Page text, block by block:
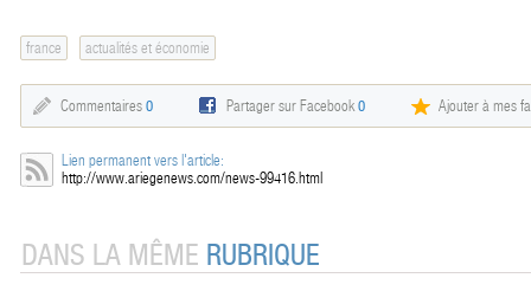
france actualités et économie
Commentaires 0 Partager sur Facebook0 Ajouter à mes
Lien permanent vers l'article:
http://www.ariegenews.com/news-99416.html
DANS LA MÊME RUBRIQUE